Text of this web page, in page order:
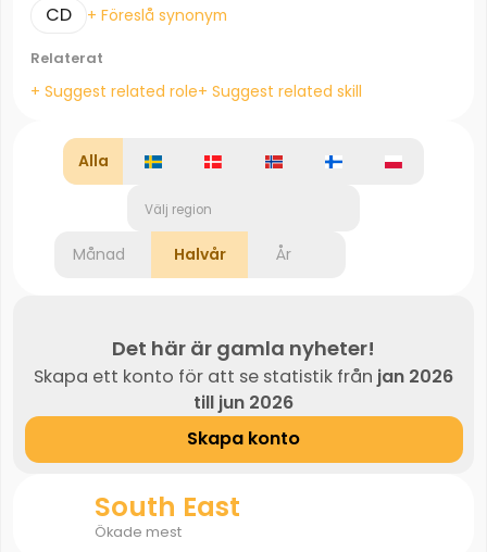
CD + Föreslå synonym
Relaterat
+ Suggest related role+ Suggest related skill
Alla
Välj region
Månad Halvår År
Det här är gamla nyheter!
Skapa ett konto för att se statistik från jan 2026
till jun 2026
Skapa konto
South East
Ökade mest